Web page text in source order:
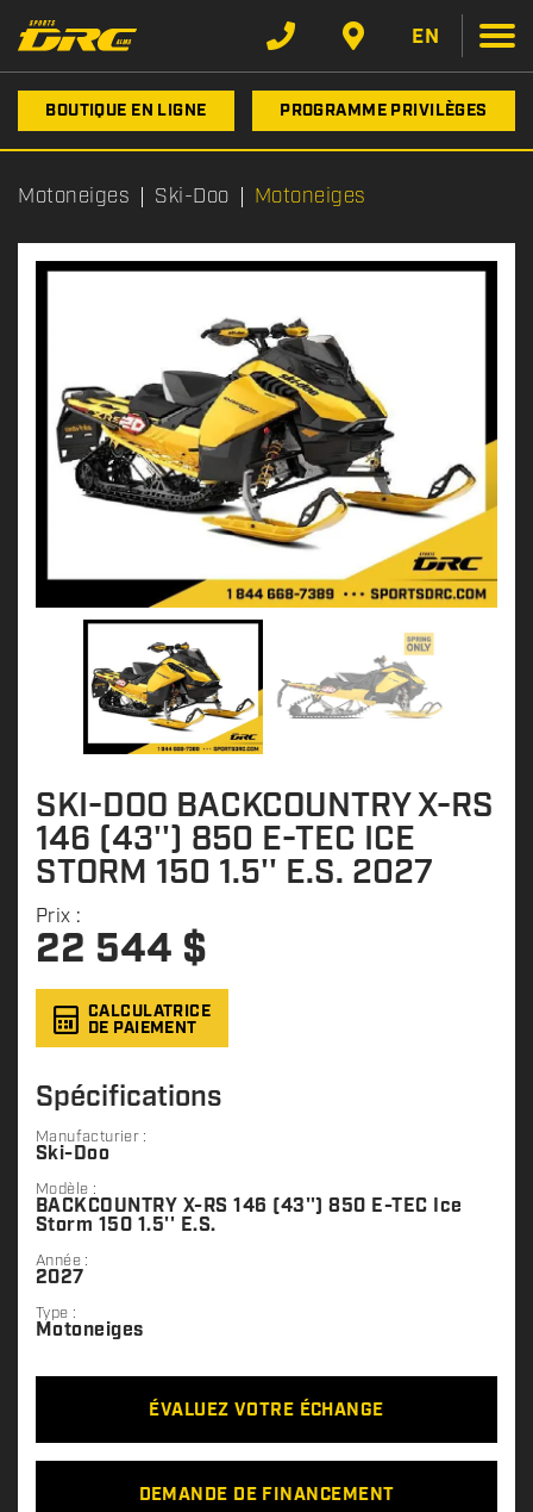
EN
BOUTIQUE EN LIGNE PROGRAMME PRIVILÈGES
Motoneiges Ski-Doo Motoneiges
SKI-DOO BACKCOUNTRY X-RS
146 (43'') 850 E-TEC ICE
STORM 150 1.5'' E.S. 2027
Prix :
22 544 $
CALCULATRICE
DE PAIEMENT
Spécifications
Manufacturier :
Ski-Doo
Modèle :
BACKCOUNTRY X-RS 146 (43'') 850 E-TEC Ice
Storm 150 1.5'' E.S.
Année :
2027
Type :
Motoneiges
ÉVALUEZ VOTRE ÉCHANGE
DEMANDE DE FINANCEMENT